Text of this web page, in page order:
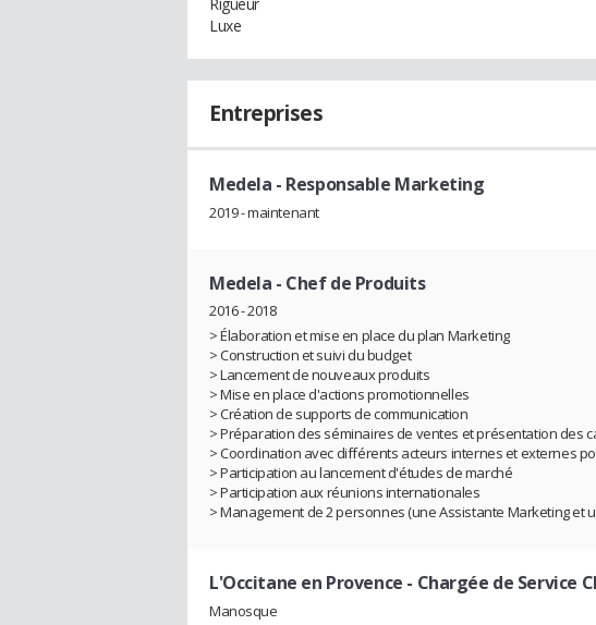
Luxe
Entreprises
Medela - Responsable Marketing
2019 - maintenant
Medela - Chef de Produits
2016 - 2018
> Élaboration et mise en place du plan Marketing
> Construction et suivi du budget
> Lancement de nouveaux produits
> Mise en place d'actions promotionnelles
> Création de supports de communication
> Préparation des séminaires de ventes et présentation des
> Coordination avec différents acteurs internes et externes
> Participation au lancement d'études de marché
> Participation aux réunions internationales
> Management de 2 personnes (une Assistante Marketing et
L'Occitane en Provence - Chargée de Service
Manosque